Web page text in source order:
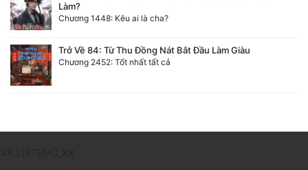
Làm?
Chương 1448: Kêu ai là cha?
Trở Về 84: Từ Thu Đồng Nát Bắt Đầu Làm Giàu
Chương 2452: Tốt nhất tất cả